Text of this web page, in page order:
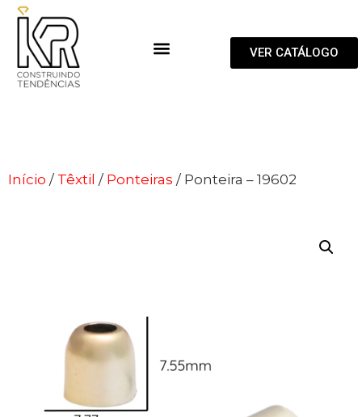
VER CATÁLOGO
Início / Têxtil / Ponteiras / Ponteira – 19602